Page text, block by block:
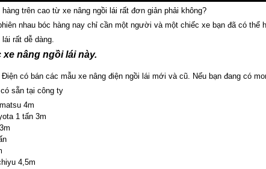
trên cao từ xe nâng ngồi lái rất đơn giản phải không?
nhau bóc hàng nay chỉ cần một người và một chiếc xe bạn đã có thể
rất dễ dàng.
nâng ngồi lái này.
có bán các mẫu xe nâng điện ngồi lái mới và cũ. Nếu bạn đang có
sẵn tại công ty
4m
1 tấn 3m
4,5m